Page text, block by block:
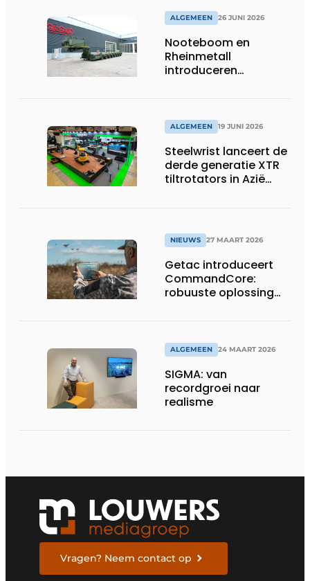
ALGEMEEN 26 JUNI 2026
Nooteboom en
Rheinmetall
introduceren
ALGEMEEN 19 JUNI 2026
Steelwrist lanceert de
derde generatie XTR
tiltrotators in Azië
NIEUWS 27 MAART 2026
Getac introduceert
CommandCore:
robuuste oplossing
ALGEMEEN 24 MAART 2026
SIGMA: van
recordgroei naar
realisme
Vragen? Neem contact op